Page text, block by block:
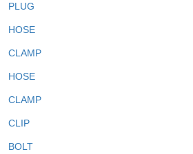
PLUG
HOSE
CLAMP
HOSE
CLAMP
CLIP
BOLT